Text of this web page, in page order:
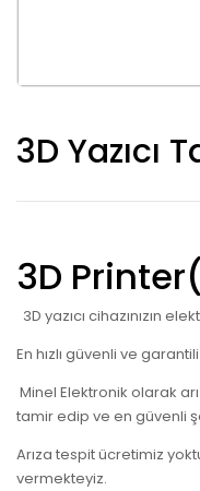
3D Yazıcı
3D
3D yazıcı cihazınızın
En hızlı güvenli ve
Minel Elektronik olarak
tamir edip ve en güvenli
Arıza tespit ücretimiz
vermekteyiz.